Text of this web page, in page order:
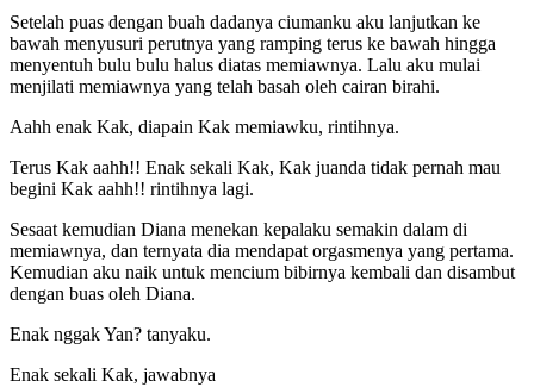
Setelah puas dengan buah dadanya ciumanku aku lanjutkan ke
bawah menyusuri perutnya yang ramping terus ke bawah hingga
menyentuh bulu bulu halus diatas memiawnya. Lalu aku mulai
menjilati memiawnya yang telah basah oleh cairan birahi.
Aahh enak Kak, diapain Kak memiawku, rintihnya.
Terus Kak aahh!! Enak sekali Kak, Kak juanda tidak pernah mau
begini Kak aahh!! rintihnya lagi.
Sesaat kemudian Diana menekan kepalaku semakin dalam di
memiawnya, dan ternyata dia mendapat orgasmenya yang pertama.
Kemudian aku naik untuk mencium bibirnya kembali dan disambut
dengan buas oleh Diana.
Enak nggak Yan? tanyaku.
Enak sekali Kak, jawabnya